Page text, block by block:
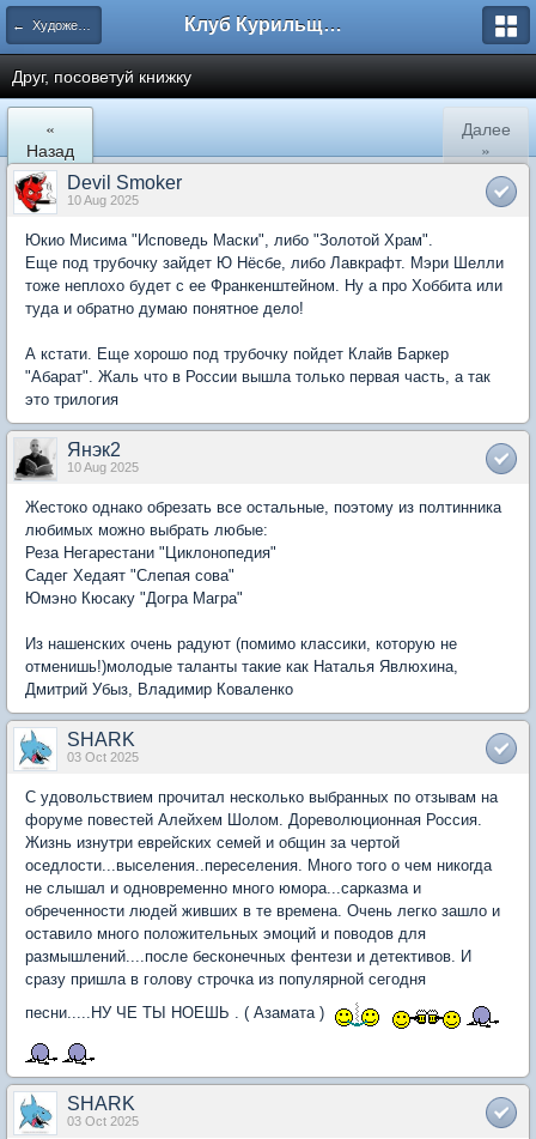
← Художественная литература Клуб Курильщиков Трубки
Друг, посоветуй книжку
«
Назад
Далее
»
Devil Smoker
10 Aug 2025
Юкио Мисима "Исповедь Маски", либо "Золотой Храм".
Еще под трубочку зайдет Ю Нёсбе, либо Лавкрафт. Мэри Шелли
тоже неплохо будет с ее Франкенштейном. Ну а про Хоббита или
туда и обратно думаю понятное дело!
А кстати. Еще хорошо под трубочку пойдет Клайв Баркер
"Абарат". Жаль что в России вышла только первая часть, а так
это трилогия
Янэк2
10 Aug 2025
Жестоко однако обрезать все остальные, поэтому из полтинника
любимых можно выбрать любые:
Реза Негарестани "Циклонопедия"
Садег Хедаят "Слепая сова"
Юмэно Кюсаку "Догра Магра"
Из нашенских очень радуют (помимо классики, которую не
отменишь!)молодые таланты такие как Наталья Явлюхина,
Дмитрий Убыз, Владимир Коваленко
SHARK
03 Oct 2025
С удовольствием прочитал несколько выбранных по отзывам на
форуме повестей Алейхем Шолом. Дореволюционная Россия.
Жизнь изнутри еврейских семей и общин за чертой
оседлости...выселения..переселения. Много того о чем никогда
не слышал и одновременно много юмора...сарказма и
обреченности людей живших в те времена. Очень легко зашло и
оставило много положительных эмоций и поводов для
размышлений....после бесконечных фентези и детективов. И
сразу пришла в голову строчка из популярной сегодня
песни.....НУ ЧЕ ТЫ НОЕШЬ . ( Азамата )
SHARK
03 Oct 2025